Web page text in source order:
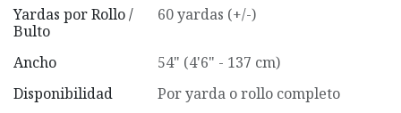
Yardas por Rollo /
Bulto
60 yardas (+/-)
Ancho
54" (4'6" - 137 cm)
Disponibilidad
Por yarda o rollo completo